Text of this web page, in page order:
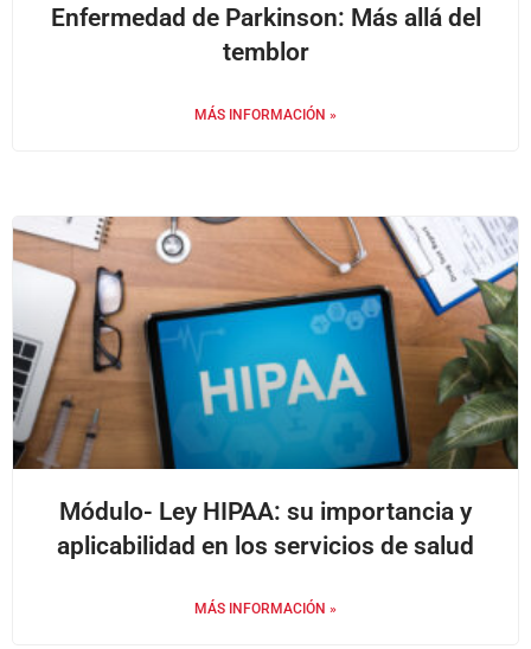
Enfermedad de Parkinson: Más allá del
temblor
MÁS INFORMACIÓN »
Módulo- Ley HIPAA: su importancia y
aplicabilidad en los servicios de salud
MÁS INFORMACIÓN »